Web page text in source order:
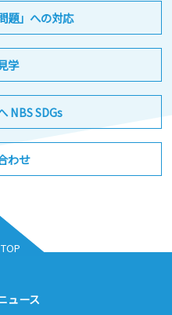
題」への対応
学
NBS SDGs
わせ
ュース